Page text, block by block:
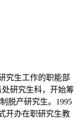
究生工作的职能部
研究生科，开始筹
脱产研究生。1995
开办在职研究生教